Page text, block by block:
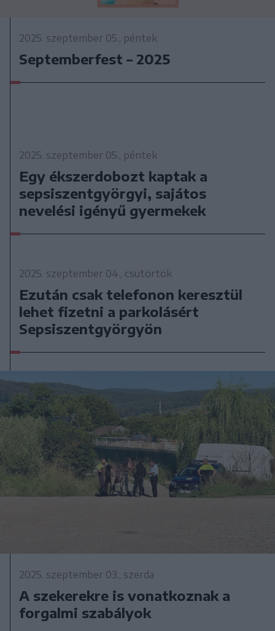
2025. szeptember 05., péntek
Septemberfest – 2025
2025. szeptember 05., péntek
Egy ékszerdobozt kaptak a
sepsiszentgyörgyi, sajátos
nevelési igényű gyermekek
2025. szeptember 04., csütörtök
Ezután csak telefonon keresztül
lehet fizetni a parkolásért
Sepsiszentgyörgyön
2025. szeptember 03., szerda
A szekerekre is vonatkoznak a
forgalmi szabályok